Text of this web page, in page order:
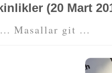
(20 Mart
... Masallar git ...